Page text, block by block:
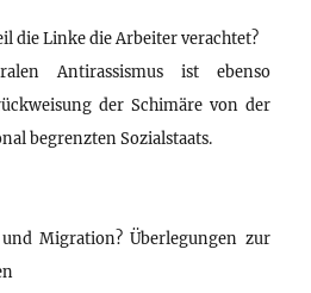
die Linke die Arbeiter verachtet?
Antirassismus ist ebenso
der Schimäre von der
begrenzten Sozialstaats.
Migration? Überlegungen zur